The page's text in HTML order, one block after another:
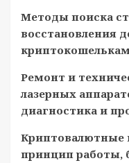
Методы поиска
восстановления
Ремонт и
лазерных
диагностика и
Криптовалютные
принцип работы,